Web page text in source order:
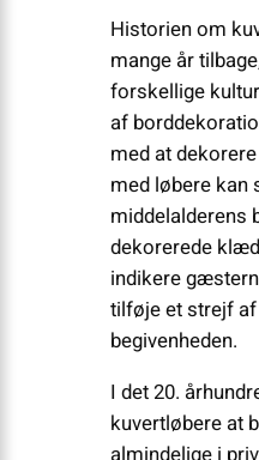
Historien om
mange år
forskellige
af
med at
med løbere kan
middelalderens
dekorerede
indikere
tilføje et strejf
begivenheden.
I det 20.
kuvertløbere at